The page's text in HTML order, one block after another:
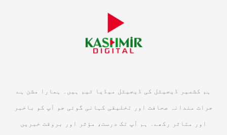
ہم کشمیر ڈیجیٹل کی ڈیجیٹل میڈیا ٹیم ہیں۔ ہمارا مشن ہے
جرات مندانہ صحافت اور تخلیقی کہانی گوئی جو آپ کو باخبر
اور متاثر رکھے۔ ہم آپ تک درست، مؤثر اور بروقت خبریں